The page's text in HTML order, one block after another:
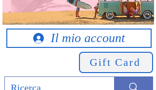
Il mio account
Gift Card